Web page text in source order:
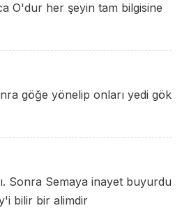
O'dur her şeyin tam bilgisine
göğe yönelip onları yedi gök
Sonra Semaya inayet buyurdu
bilir bir alimdir